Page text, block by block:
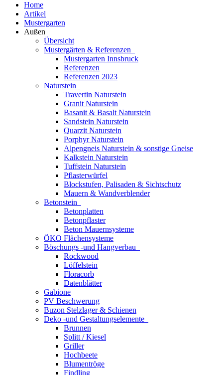
Home
Artikel
Mustergarten
Außen
Übersicht
Mustergärten & Referenzen
Mustergarten Innsbruck
Referenzen
Referenzen 2023
Naturstein
Travertin Naturstein
Granit Naturstein
Basanit & Basalt Naturstein
Sandstein Naturstein
Quarzit Naturstein
Porphyr Naturstein
Alpengneis Naturstein & sonstige Gneise
Kalkstein Naturstein
Tuffstein Naturstein
Pflasterwürfel
Blockstufen, Palisaden & Sichtschutz
Mauern & Wandverblender
Betonstein
Betonplatten
Betonpflaster
Beton Mauernsysteme
ÖKO Flächensysteme
Böschungs -und Hangverbau
Rockwood
Löffelstein
Floracorb
Datenblätter
Gabione
PV Beschwerung
Buzon Stelzlager & Schienen
Deko -und Gestaltungselemente
Brunnen
Splitt / Kiesel
Griller
Hochbeete
Blumentröge
Findling